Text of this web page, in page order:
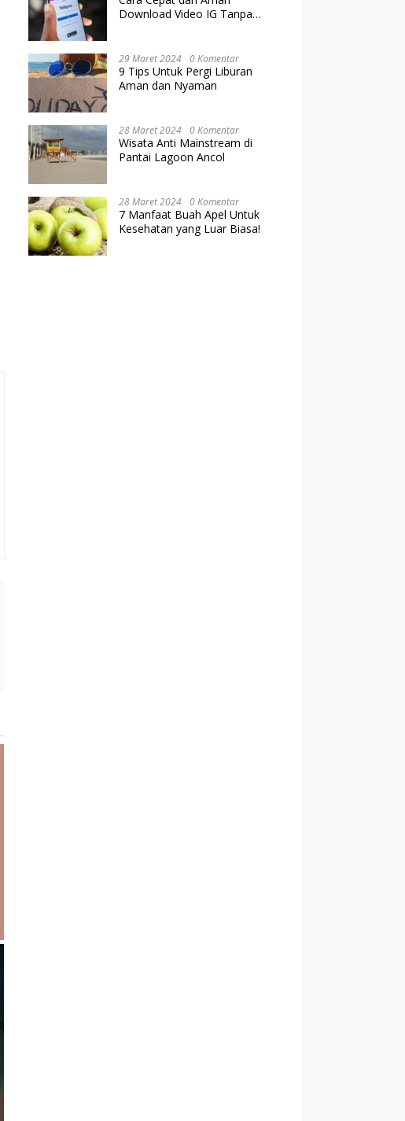
Download Video IG Tanpa
29 Maret 2024 0 Komentar
9 Tips Untuk Pergi Liburan
Aman dan Nyaman
28 Maret 2024 0 Komentar
Wisata Anti Mainstream di
Pantai Lagoon Ancol
28 Maret 2024 0 Komentar
7 Manfaat Buah Apel Untuk
Kesehatan yang Luar Biasa!